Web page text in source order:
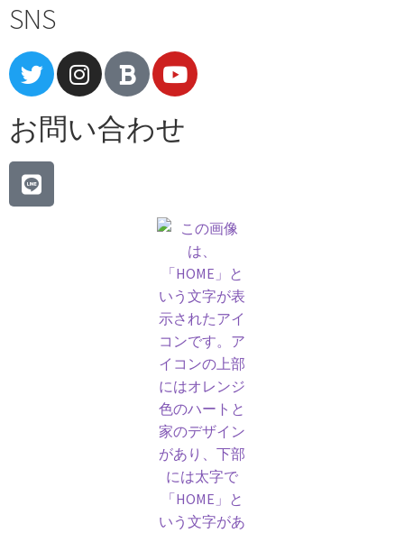
SNS
お問い合わせ